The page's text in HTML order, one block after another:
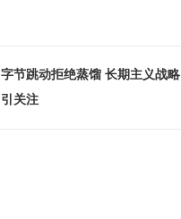
字节跳动拒绝蒸馏 长期主义战略
引关注